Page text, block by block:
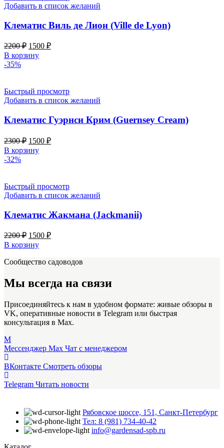
Добавить в список желаний
Клематис Виль де Лион (Ville de Lyon)
2200₽ Первоначальная
цена
составляла
1500 ₽Текущая
В корзину
-35%
Быстрый просмотр
Добавить в список желаний
Клематис Гуэрнси Крим (Guernsey Cream)
2300₽ Первоначальная
цена
составляла
1500 ₽Текущая
В корзину
-32%
Быстрый просмотр
Добавить в список желаний
Клематис Жакмана (Jackmanii)
2200₽ Первоначальная
цена
составляла
2200 ₽.
1500 ₽Текущая
В корзину
Сообщество садоводов
Мы всегда на связи
Присоединяйтесь к нам в удобном формате: живые обзоры в
VK, оперативные новости в Telegram или быстрая
консультация в Max.
M
Мессенджер Max Чат с менеджером
ВКонтакте Смотреть обзоры
Telegram Читать новости
Рябовское шоссе, 151, Санкт-Петербург
Тел: 8 (981) 734-40-42
info@gardensad-spb.ru